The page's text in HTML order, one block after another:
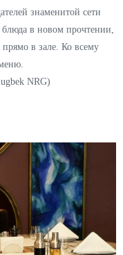
знаменитой сети
в новом прочтении,
в зале. Ко всему
NRG)